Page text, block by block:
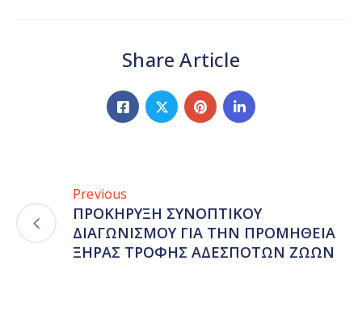
Share Article
Previous
ΠΡΟΚΗΡΥΞΗ ΣΥΝΟΠΤΙΚΟΥ
ΔΙΑΓΩΝΙΣΜΟΥ ΓΙΑ ΤΗΝ ΠΡΟΜΗΘΕΙΑ
ΞΗΡΑΣ ΤΡΟΦΗΣ ΑΔΕΣΠΟΤΩΝ ΖΩΩΝ